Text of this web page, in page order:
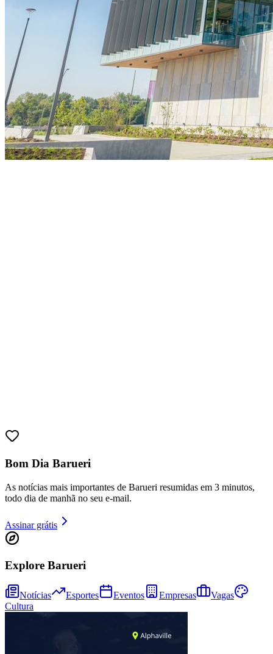
Vitória
Bom Dia Barueri
As notícias mais importantes de Barueri resumidas em 3 minutos,
todo dia de manhã no seu e-mail.
Assinar grátis
Explore Barueri
Notícias Esportes Eventos Empresas
Vagas
Cultura